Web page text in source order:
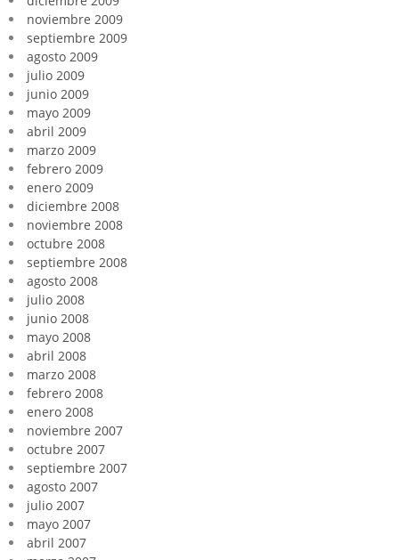
noviembre 2009
septiembre 2009
agosto 2009
julio 2009
junio 2009
mayo 2009
abril 2009
marzo 2009
febrero 2009
enero 2009
diciembre 2008
noviembre 2008
octubre 2008
septiembre 2008
agosto 2008
julio 2008
junio 2008
mayo 2008
abril 2008
marzo 2008
febrero 2008
enero 2008
noviembre 2007
octubre 2007
septiembre 2007
agosto 2007
julio 2007
mayo 2007
abril 2007